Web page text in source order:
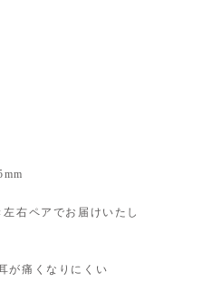
右ペアでお届けいたし
が痛くなりにくい